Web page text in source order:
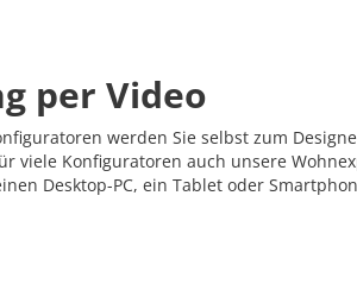
per Video
werden Sie selbst zum
viele Konfiguratoren auch unsere
Desktop-PC, ein Tablet oder